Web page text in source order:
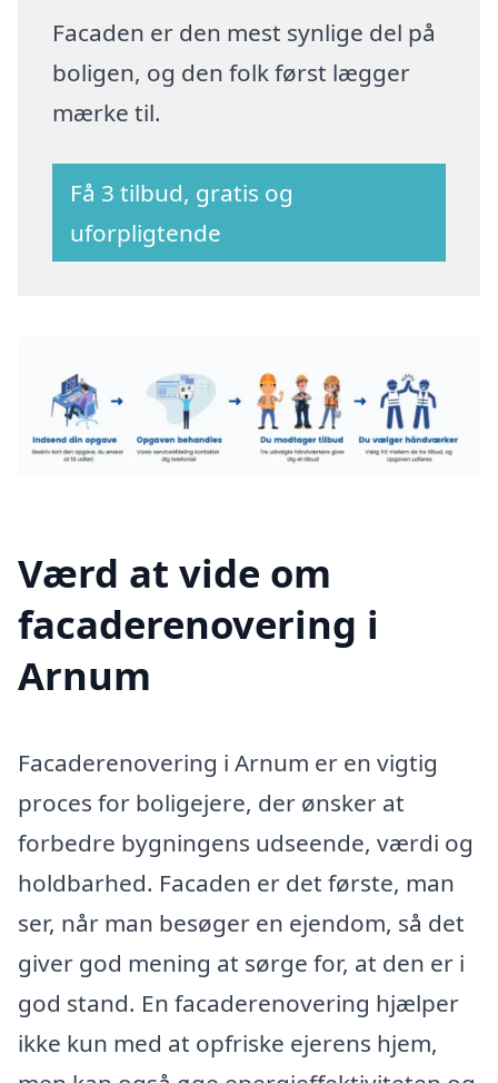
Facaden er den mest synlige del på
boligen, og den folk først lægger
mærke til.
Få 3 tilbud, gratis og
uforpligtende
Værd at vide om
facaderenovering i
Arnum
Facaderenovering i Arnum er en vigtig
proces for boligejere, der ønsker at
forbedre bygningens udseende, værdi og
holdbarhed. Facaden er det første, man
ser, når man besøger en ejendom, så det
giver god mening at sørge for, at den er i
god stand. En facaderenovering hjælper
ikke kun med at opfriske ejerens hjem,